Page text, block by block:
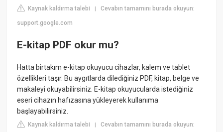
Kaynak kaldırma talebi |Cevabın tamamını burada okuyun:
support.google.com
E-kitap PDF okur mu?
Hatta birtakım e-kitap okuyucu cihazlar, kalem ve tablet
özellikleri taşır. Bu aygıtlarda dilediğiniz PDF, kitap, belge ve
makaleyi okuyabilirsiniz. E-kitap okuyucularda istediğiniz
eseri cihazın hafızasına yükleyerek kullanıma
başlayabilirsiniz.
Kaynak kaldırma talebi |Cevabın tamamını burada okuyun: